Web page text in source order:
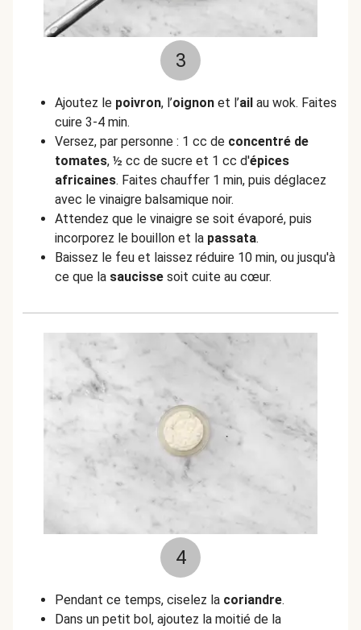
3
Ajoutez le poivron, l’oignon et l’ail au wok. Faites
cuire 3-4 min.
Versez, par personne : 1 cc de concentré de
tomates, ½ cc de sucre et 1 cc d'épices
africaines. Faites chauffer 1 min, puis déglacez
avec le vinaigre balsamique noir.
Attendez que le vinaigre se soit évaporé, puis
incorporez le bouillon et la passata.
Baissez le feu et laissez réduire 10 min, ou jusqu'à
ce que la saucisse soit cuite au cœur.
4
Pendant ce temps, ciselez la coriandre.
Dans un petit bol, ajoutez la moitié de la